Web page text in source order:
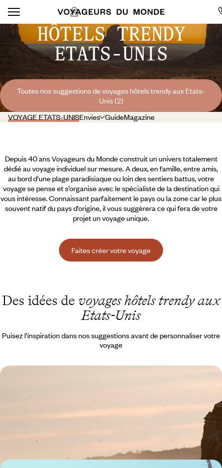
HÔTELS TRENDY
ETATS-UNIS
Toutes nos suggestions de voyages hôtels trendy aux Etats-
Unis (2)
VOYAGE ETATS-UNISEnvies GuideMagazine
Depuis 40 ans Voyageurs du Monde construit un univers totalement
dédié au voyage individuel sur mesure. A deux, en famille, entre amis,
au bord d’une plage paradisiaque ou loin des sentiers battus, votre
voyage se pense et s’organise avec le spécialiste de la destination qui
vous intéresse. Connaissant parfaitement le pays ou la zone car le plus
souvent natif du pays d’origine, il vous suggèrera ce qui fera de votre
projet un voyage unique.
Faites créer votre voyage
Des idées de voyages hôtels trendy aux
Etats-Unis
Puisez l’inspiration dans nos suggestions avant de personnaliser votre
voyage
Vivre comme un vrai New Yorkais en combinant l’effervescence de
Manhattan et l’air marin des Hamptons